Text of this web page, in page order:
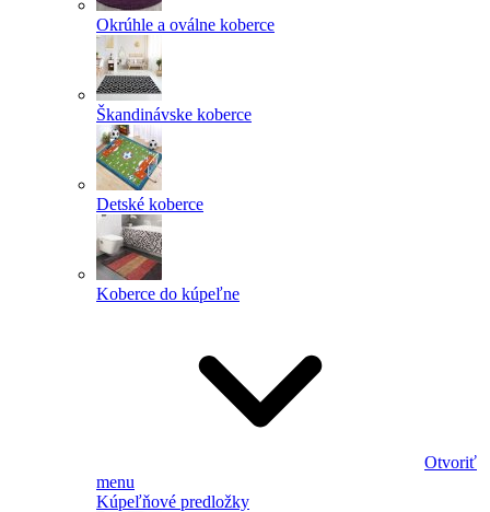
Okrúhle a oválne koberce
Škandinávske koberce
Detské koberce
Koberce do kúpeľne
Otvoriť
menu
Kúpeľňové predložky